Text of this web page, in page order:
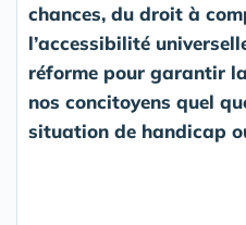
chances, du droit à
l’accessibilité
réforme pour garantir
nos concitoyens quel
situation de handicap